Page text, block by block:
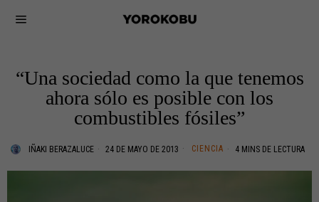
“Una sociedad como la que tenemos
ahora sólo es posible con los
combustibles fósiles”
IÑAKI BERAZALUCE 24 DE MAYO DE 2013 CIENCIA 4 MINS DE LECTURA